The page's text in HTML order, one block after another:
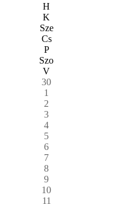
H
K
Sze
Cs
P
Szo
V
30
1
2
3
4
5
6
7
8
9
10
11